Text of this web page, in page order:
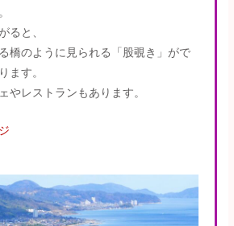
ると、
橋のように見られる「股覗き」がで
ます。
やレストランもあります。